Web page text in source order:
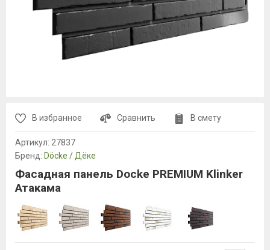
В избранное Сравнить В смету
Артикул: 27837
Бренд: Döcke / Дёке
Фасадная панель Docke PREMIUM Klinker
Атакама